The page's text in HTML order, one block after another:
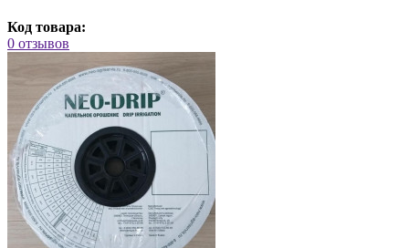
Код товара:
0 отзывов